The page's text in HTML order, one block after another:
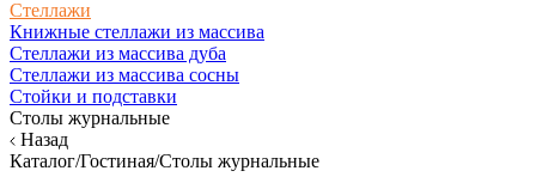
Стеллажи
Книжные стеллажи из массива
Стеллажи из массива дуба
Стеллажи из массива сосны
Стойки и подставки
Столы журнальные
Назад
Каталог/Гостиная/Столы журнальные